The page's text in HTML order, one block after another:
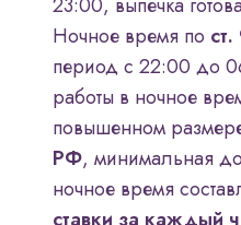
23:00, выпечка
Ночное время по
период с 22:00 до
работы в ночное
повышенном
РФ, минимальная
ночное время